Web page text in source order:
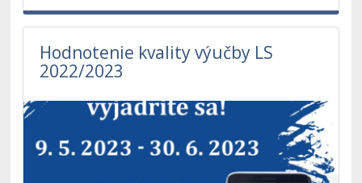
Hodnotenie kvality výučby LS
2022/2023